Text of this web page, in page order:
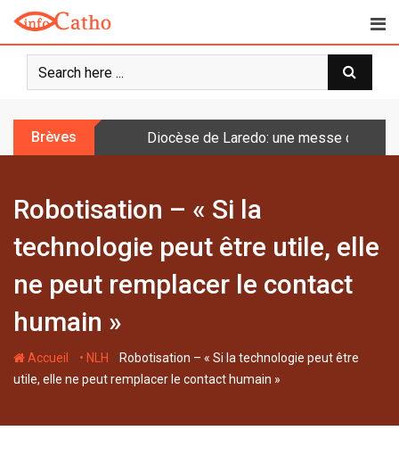
o
Brèves Diocèse de Laredo: une messe
Robotisation – « Si la
technologie peut être utile, elle
ne peut remplacer le contact
humain »
Accueil - • NLH - Robotisation – « Si la technologie peut être
utile, elle ne peut remplacer le contact humain »